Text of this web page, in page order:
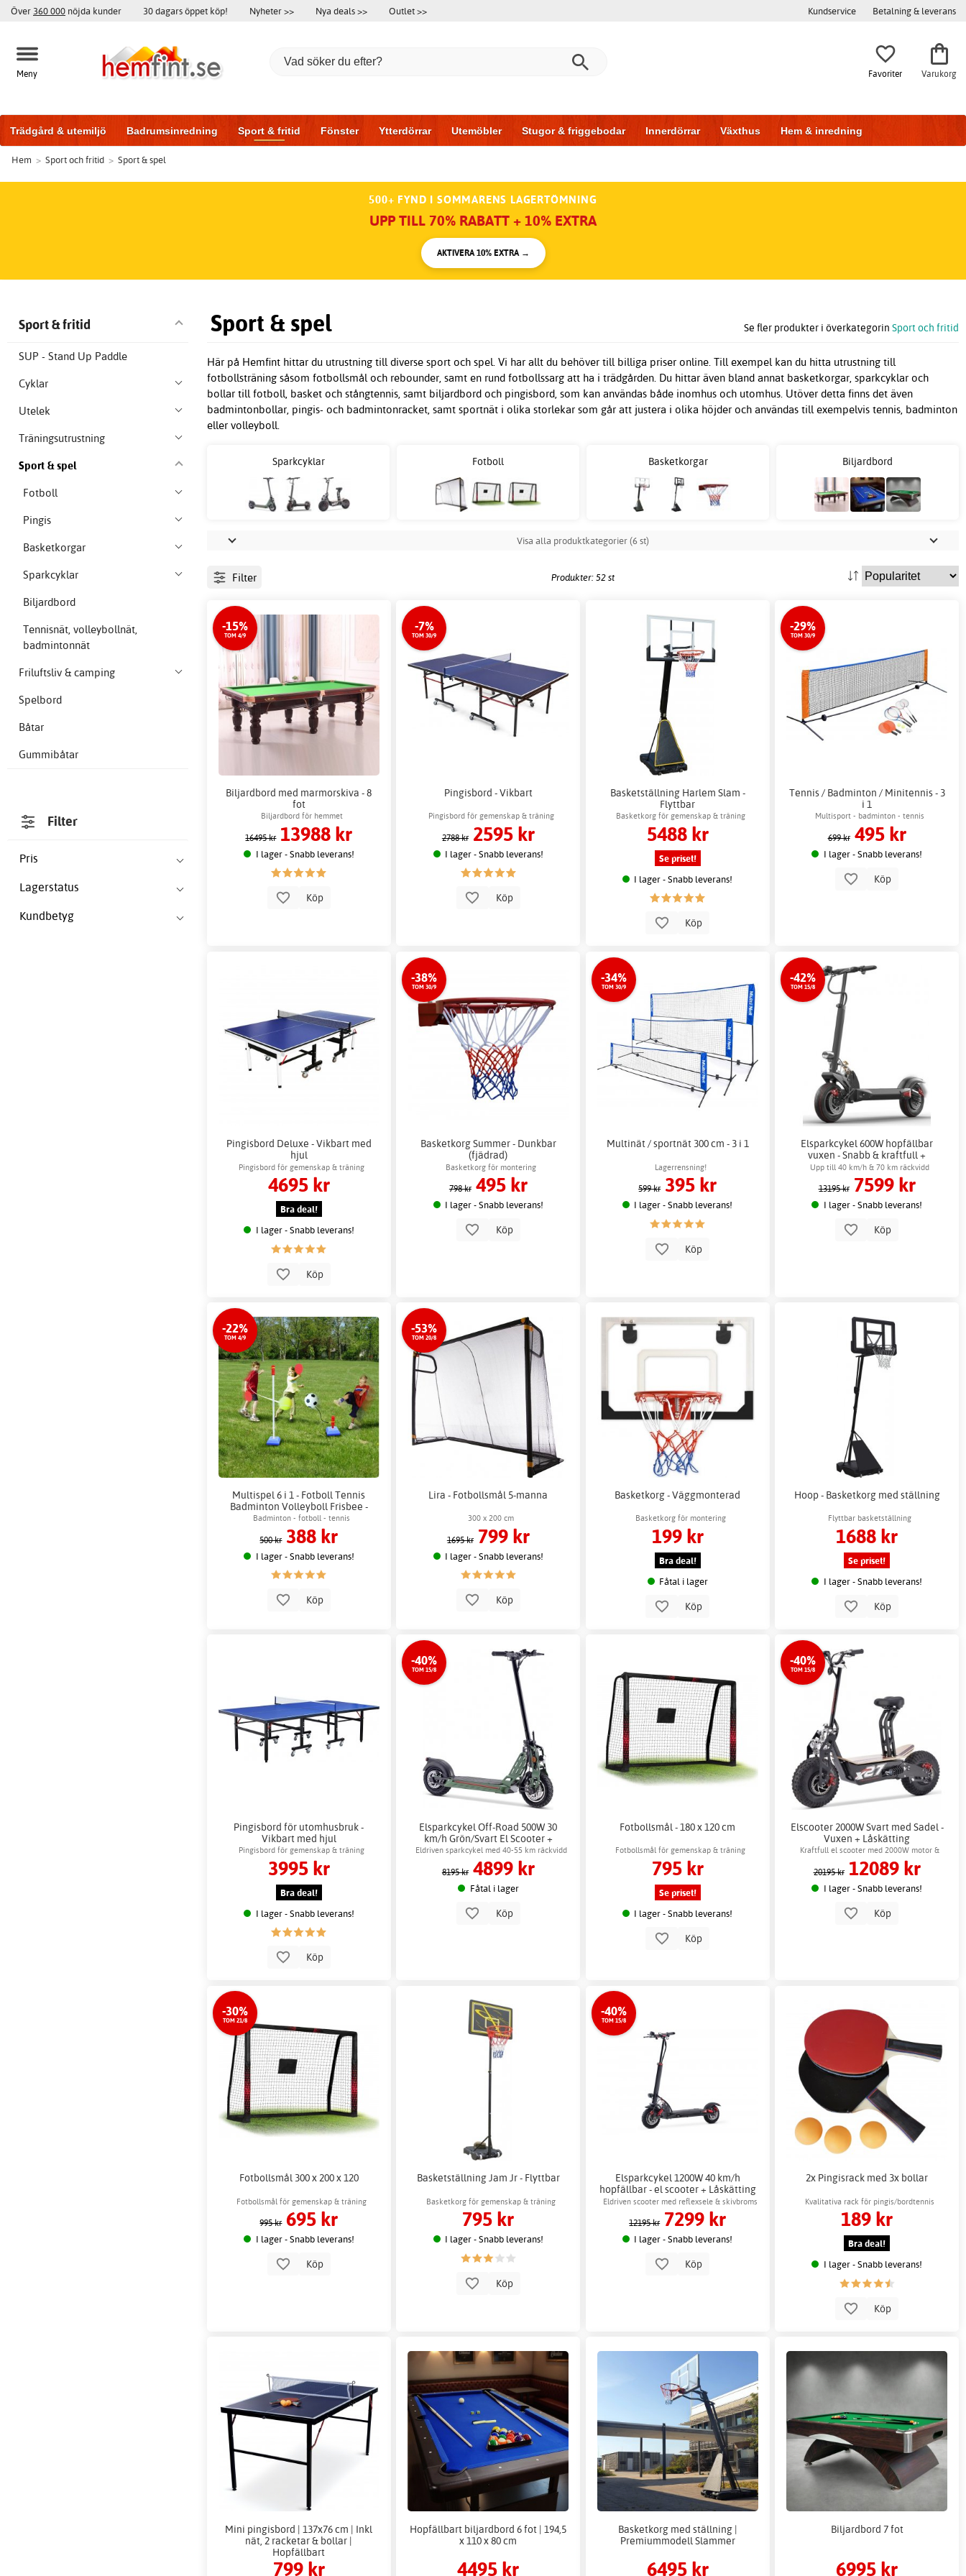
Över 360 000 nöjda kunder 30 dagars öppet köp! Nyheter >> Nya deals >> Outlet >> Kundservice Betalning & leverans
Meny Favoriter Varukorg
Trädgård & utemiljö Badrumsinredning Sport & fritid Fönster Ytterdörrar Utemöbler Stugor & friggebodar Innerdörrar Växthus Hem & inredning
Badrumsmöbler Träningsutrustning
Hem > Sport och fritid > Sport & spel
500+ FYND I SOMMARENS LAGERTÖMNING
UPP TILL 70% RABATT + 10% EXTRA
AKTIVERA 10% EXTRA →
Sport & spel Se fler produkter i överkategorin Sport och fritid
Här på Hemfint hittar du utrustning till diverse sport och spel. Vi har allt du behöver till billiga priser online. Till exempel kan du hitta utrustning till
fotbollsträning såsom fotbollsmål och rebounder, samt en rund fotbollssarg att ha i trädgården. Du hittar även bland annat basketkorgar, sparkcyklar och
bollar till fotboll, basket och stångtennis, samt biljardbord och pingisbord, som kan användas både inomhus och utomhus. Utöver detta finns det även
badmintonbollar, pingis- och badmintonracket, samt sportnät i olika storlekar som går att justera i olika höjder och användas till exempelvis tennis, badminton
eller volleyboll.
Sport & fritid
SUP - Stand Up Paddle
Cyklar
Utelek
Träningsutrustning
Sport & spel
Fotboll
Pingis
Basketkorgar
Sparkcyklar
Biljardbord
Tennisnät, volleybollnät,
badmintonnät
Friluftsliv & camping
Spelbord
Båtar
Gummibåtar
Filter
Pris
Lagerstatus
Kundbetyg
Sparkcyklar Fotboll Basketkorgar Biljardbord
Visa alla produktkategorier (6 st)
Filter Produkter: 52 st
-15%
TOM 4/9
Biljardbord med marmorskiva - 8
fot
Biljardbord för hemmet
16495 kr 13988 kr
I lager - Snabb leverans!
Köp
-7%
TOM 30/9
Pingisbord - Vikbart
Pingisbord för gemenskap & träning
2788 kr 2595 kr
I lager - Snabb leverans!
Köp
Basketställning Harlem Slam -
Flyttbar
Basketkorg för gemenskap & träning
5488 kr
Se priset!
I lager - Snabb leverans!
Köp
-29%
TOM 30/9
Tennis / Badminton / Minitennis - 3
i 1
Multisport - badminton - tennis
699 kr 495 kr
I lager - Snabb leverans!
Köp
Pingisbord Deluxe - Vikbart med
hjul
Pingisbord för gemenskap & träning
4695 kr
Bra deal!
I lager - Snabb leverans!
Köp
-38%
TOM 30/9
Basketkorg Summer - Dunkbar
(fjädrad)
Basketkorg för montering
798 kr 495 kr
I lager - Snabb leverans!
Köp
-34%
TOM 30/9
Multinät / sportnät 300 cm - 3 i 1
Lagerrensning!
599 kr 395 kr
I lager - Snabb leverans!
Köp
-42%
TOM 15/8
Elsparkcykel 600W hopfällbar
vuxen - Snabb & kraftfull +
Låskätting
Upp till 40 km/h & 70 km räckvidd
13195 kr 7599 kr
I lager - Snabb leverans!
Köp
-22%
TOM 4/9
Multispel 6 i 1 - Fotboll Tennis
Badminton Volleyboll Frisbee -
Bollnät 300x35 cm
Badminton - fotboll - tennis
500 kr 388 kr
I lager - Snabb leverans!
Köp
-53%
TOM 20/8
Lira - Fotbollsmål 5-manna
300 x 200 cm
1695 kr 799 kr
I lager - Snabb leverans!
Köp
Basketkorg - Väggmonterad
Basketkorg för montering
199 kr
Bra deal!
Fåtal i lager
Köp
Hoop - Basketkorg med ställning
Flyttbar basketställning
1688 kr
Se priset!
I lager - Snabb leverans!
Köp
Pingisbord för utomhusbruk -
Vikbart med hjul
Pingisbord för gemenskap & träning
3995 kr
Bra deal!
I lager - Snabb leverans!
Köp
-40%
TOM 15/8
Elsparkcykel Off-Road 500W 30
km/h Grön/Svart El Scooter +
Låskätting
Eldriven sparkcykel med 40-55 km räckvidd
8195 kr 4899 kr
Fåtal i lager
Köp
Fotbollsmål - 180 x 120 cm
Fotbollsmål för gemenskap & träning
795 kr
Se priset!
I lager - Snabb leverans!
Köp
-40%
TOM 15/8
Elscooter 2000W Svart med Sadel -
Vuxen + Låskätting
Kraftfull el scooter med 2000W motor &
stötdämpare
20195 kr 12089 kr
I lager - Snabb leverans!
Köp
-30%
TOM 21/8
Fotbollsmål 300 x 200 x 120
Fotbollsmål för gemenskap & träning
995 kr 695 kr
I lager - Snabb leverans!
Köp
Basketställning Jam Jr - Flyttbar
Basketkorg för gemenskap & träning
795 kr
I lager - Snabb leverans!
Köp
-40%
TOM 15/8
Elsparkcykel 1200W 40 km/h
hopfällbar - el scooter + Låskätting
Eldriven scooter med reflexsele & skivbroms
12195 kr 7299 kr
I lager - Snabb leverans!
Köp
2x Pingisrack med 3x bollar
Kvalitativa rack för pingis/bordtennis
189 kr
Bra deal!
I lager - Snabb leverans!
Köp
Mini pingisbord | 137x76 cm | Inkl
nät, 2 racketar & bollar |
Hopfällbart
799 kr
Hopfällbart biljardbord 6 fot | 194,5
x 110 x 80 cm
4495 kr
Basketkorg med ställning |
Premiummodell Slammer
6495 kr
Biljardbord 7 fot
6995 kr